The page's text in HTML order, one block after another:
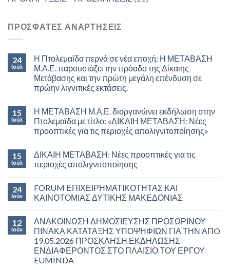
ΠΡΟΣΦΑΤΕΣ ΑΝΑΡΤΗΣΕΙΣ
24
Ιούλ
Η Πτολεμαΐδα περνά σε νέα εποχή: Η ΜΕΤΑΒΑΣΗ
Μ.Α.Ε. παρουσιάζει την πρόοδο της Δίκαιης
Μετάβασης και την πρώτη μεγάλη επένδυση σε
πρώην λιγνιτικές εκτάσεις.
15
Ιούλ
Η ΜΕΤΑΒΑΣΗ Μ.Α.Ε. διοργανώνει εκδήλωση στην
Πτολεμαϊδα με τίτλο: «ΔΙΚΑΙΗ ΜΕΤΑΒΑΣΗ: Νέες
προοπτικές για τις περιοχές απολιγνιτοποίησης»
15
Ιούλ
ΔΙΚΑΙΗ ΜΕΤΑΒΑΣΗ: Νέες προοπτικές για τις
περιοχές απολιγνιτοποίησης
24
Ιούν
FORUM ΕΠΙΧΕΙΡΗΜΑΤΙΚΟΤΗΤΑΣ ΚΑΙ
ΚΑΙΝΟΤΟΜΙΑΣ ΔΥΤΙΚΗΣ ΜΑΚΕΔΟΝΙΑΣ
12
Ιούν
ΑΝΑΚΟΙΝΩΣΗ ΔΗΜΟΣΙΕΥΣΗΣ ΠΡΟΣΩΡΙΝΟΥ
ΠΙΝΑΚΑ ΚΑΤΑΤΑΞΗΣ ΥΠΟΨΗΦΙΩΝ ΓΙΑ ΤΗΝ ΑΠO
19.05.2026 ΠΡΟΣΚΛΗΣΗ ΕΚΔΗΛΩΣΗΣ
ΕΝΔΙΑΦΕΡΟΝΤΟΣ ΣΤΟ ΠΛΑΙΣΙΟ ΤΟΥ ΕΡΓΟΥ
EUMINDA